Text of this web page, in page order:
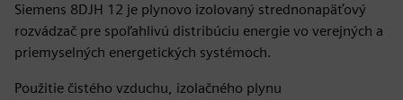
Siemens 8DJH 12 je plynovo izolovaný strednonapäťový
rozvádzač pre spoľahlivú distribúciu energie vo verejných a
priemyselných energetických systémoch.
Použitie čistého vzduchu, izolačného plynu